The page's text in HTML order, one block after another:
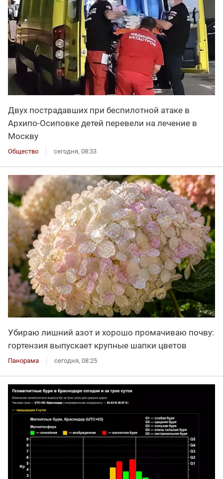
Двух пострадавших при беспилотной атаке в
Архипо-Осиповке детей перевели на лечение в
Москву
Общество сегодня, 08:33
Убираю лишний азот и хорошо промачиваю почву:
гортензия выпускает крупные шапки цветов
Панорама сегодня, 08:25